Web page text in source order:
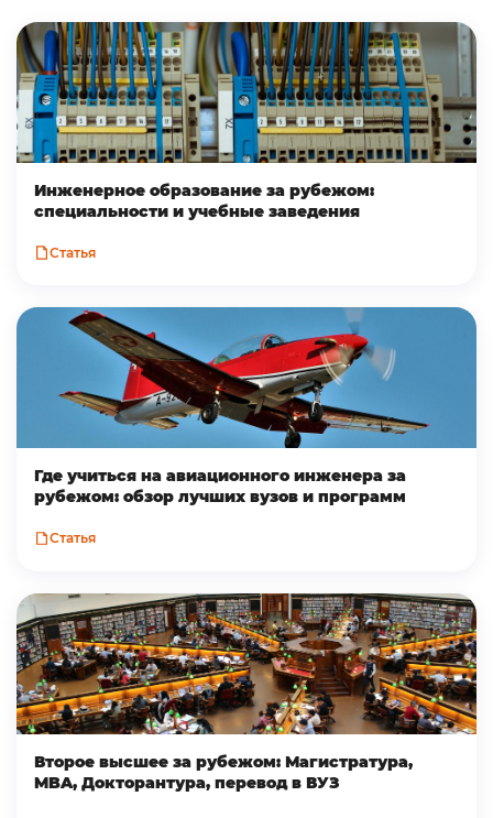
Инженерное образование за рубежом:
специальности и учебные заведения
Статья
Где учиться на авиационного инженера за
рубежом: обзор лучших вузов и программ
Статья
Второе высшее за рубежом: Магистратура,
MBA, Докторантура, перевод в ВУЗ